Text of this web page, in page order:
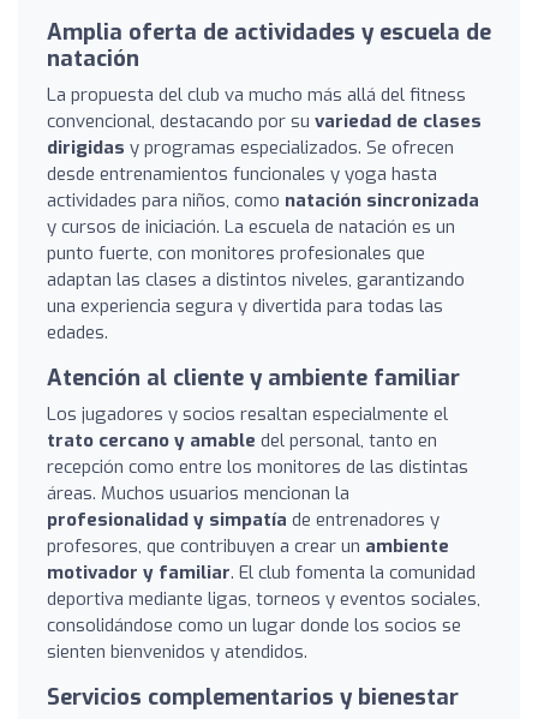
Amplia oferta de actividades y escuela de
natación
La propuesta del club va mucho más allá del fitness
convencional, destacando por su variedad de clases
dirigidas y programas especializados. Se ofrecen
desde entrenamientos funcionales y yoga hasta
actividades para niños, como natación sincronizada
y cursos de iniciación. La escuela de natación es un
punto fuerte, con monitores profesionales que
adaptan las clases a distintos niveles, garantizando
una experiencia segura y divertida para todas las
edades.
Atención al cliente y ambiente familiar
Los jugadores y socios resaltan especialmente el
trato cercano y amable del personal, tanto en
recepción como entre los monitores de las distintas
áreas. Muchos usuarios mencionan la
profesionalidad y simpatía de entrenadores y
profesores, que contribuyen a crear un ambiente
motivador y familiar. El club fomenta la comunidad
deportiva mediante ligas, torneos y eventos sociales,
consolidándose como un lugar donde los socios se
sienten bienvenidos y atendidos.
Servicios complementarios y bienestar